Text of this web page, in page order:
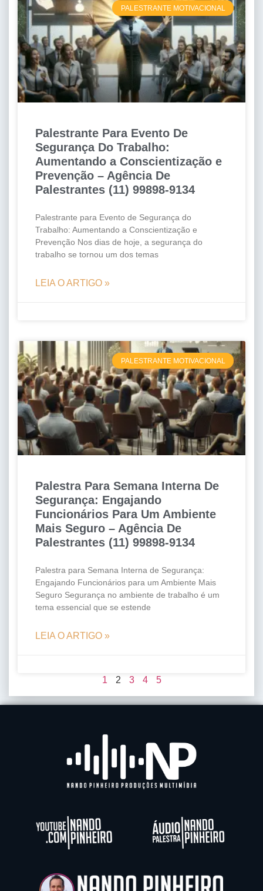
PALESTRANTE MOTIVACIONAL
Palestrante Para Evento De
Segurança Do Trabalho:
Aumentando a Conscientização e
Prevenção – Agência De
Palestrantes (11) 99898-9134
Palestrante para Evento de Segurança do
Trabalho: Aumentando a Conscientização e
Prevenção Nos dias de hoje, a segurança do
trabalho se tornou um dos temas
LEIA O ARTIGO »
PALESTRANTE MOTIVACIONAL
Palestra Para Semana Interna De
Segurança: Engajando
Funcionários Para Um Ambiente
Mais Seguro – Agência De
Palestrantes (11) 99898-9134
Palestra para Semana Interna de Segurança:
Engajando Funcionários para um Ambiente Mais
Seguro Segurança no ambiente de trabalho é um
tema essencial que se estende
LEIA O ARTIGO »
1 2 3 4 5